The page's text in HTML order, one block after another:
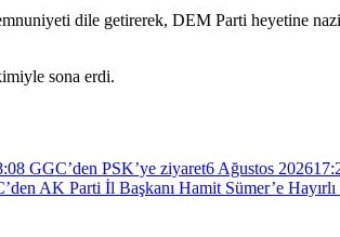
dile getirerek, DEM Parti heyetine
sona erdi.
GGC’den PSK’ye ziyaret6 Ağustos 2026
AK Parti İl Başkanı Hamit Sümer’e